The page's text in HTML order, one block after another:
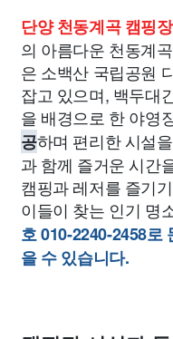
단양 천동계곡 캠핑
의 아름다운 천동계
은 소백산 국립공원
잡고 있으며, 백두대
을 배경으로 한 야영
공하며 편리한 시설
과 함께 즐거운 시간
캠핑과 레저를 즐기
이들이 찾는 인기 명
호 010-2240-2458로
을 수 있습니다.